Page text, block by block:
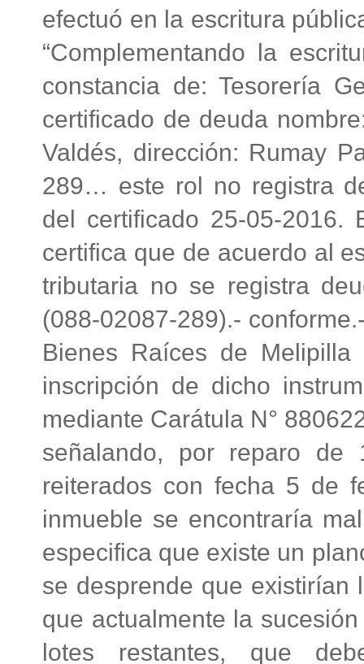
efectuó en la escritura
“Complementando la
constancia de: Tesorería
certificado de deuda
Valdés, dirección: Rumay
289… este rol no registra
del certificado 25-05-2016.
certifica que de acuerdo al
tributaria no se registra
(088-02087-289).-
Bienes Raíces de
inscripción de dicho
mediante Carátula N°
señalando, por reparo
reiterados con fecha 5 de
inmueble se encontraría
especifica que existe un
se desprende que existirían
que actualmente la
lotes restantes, que